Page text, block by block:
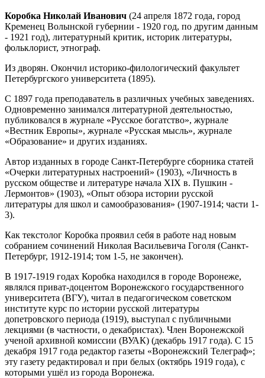
Коробка Николай Иванович (24 апреля 1872 года, город
Кременец Волынской губернии - 1920 год, по другим данным
- 1921 год), литературный критик, историк литературы,
фольклорист, этнограф.
Из дворян. Окончил историко-филологический факультет
Петербургского университета (1895).
С 1897 года преподаватель в различных учебных заведениях.
Одновременно занимался литературной деятельностью,
публиковался в журнале «Русское богатство», журнале
«Вестник Европы», журнале «Русская мысль», журнале
«Образование» и других изданиях.
Автор изданных в городе Санкт-Петербурге сборника статей
«Очерки литературных настроений» (1903), «Личность в
русском обществе и литературе начала XIX в. Пушкин -
Лермонтов» (1903), «Опыт обзора истории русской
литературы для школ и самообразования» (1907-1914; части 1-
3).
Как текстолог Коробка проявил себя в работе над новым
собранием сочинений Николая Васильевича Гоголя (Санкт-
Петербург, 1912-1914; том 1-5, не закончен).
В 1917-1919 годах Коробка находился в городе Воронеже,
являлся приват-доцентом Воронежского государственного
университета (ВГУ), читал в педагогическом советском
институте курс по истории русской литературы
допетровского периода (1919), выступал с публичными
лекциями (в частности, о декабристах). Член Воронежской
ученой архивной комиссии (ВУАК) (декабрь 1917 года). С 15
декабря 1917 года редактор газеты «Воронежский Телеграф»;
эту газету редактировал и при белых (октябрь 1919 года), с
которыми ушёл из города Воронежа.